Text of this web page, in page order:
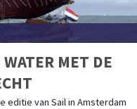
MET DE
editie van Sail in Amsterdam